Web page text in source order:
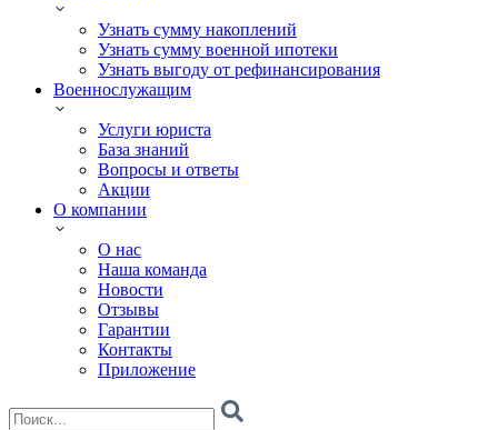
Узнать сумму накоплений
Узнать сумму военной ипотеки
Узнать выгоду от рефинансирования
Военнослужащим
Услуги юриста
База знаний
Вопросы и ответы
Акции
О компании
О нас
Наша команда
Новости
Отзывы
Гарантии
Контакты
Приложение